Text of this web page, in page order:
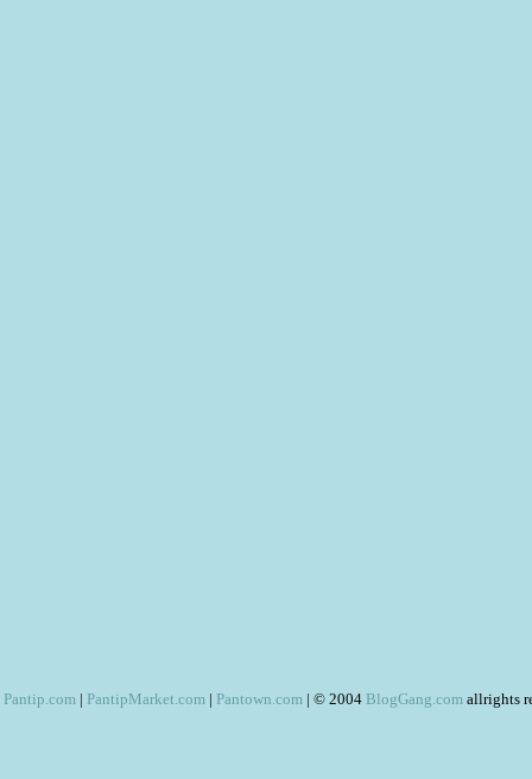
Pantip.com | PantipMarket.com | Pantown.com | © 2004 BlogGang.com allrights